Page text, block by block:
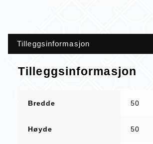
Tilleggsinformasjon
Tilleggsinformasjon
Bredde 50
Høyde 50